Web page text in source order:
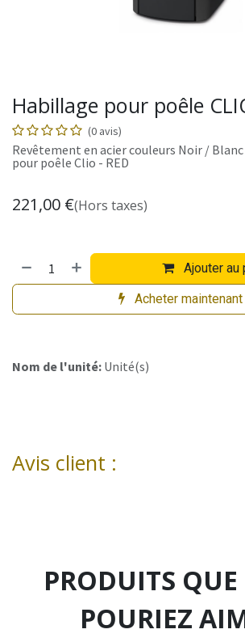
Habillage pour poêle
(0 avis)
Revêtement en acier couleurs Noir /
pour poêle Clio - RED
221,00 €(Hors taxes)
Ajouter au
Acheter maintenant
Nom de l'unité: Unité(s)
Avis client :
PRODUITS QUE
POURIEZ